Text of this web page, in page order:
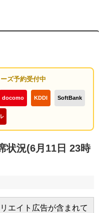
ズ予約受付中
docomo KDDI SoftBank
状況(6月11日 23時
エイト広告が含まれて